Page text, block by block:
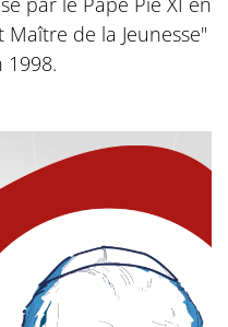
de la Jeunesse"
1998.